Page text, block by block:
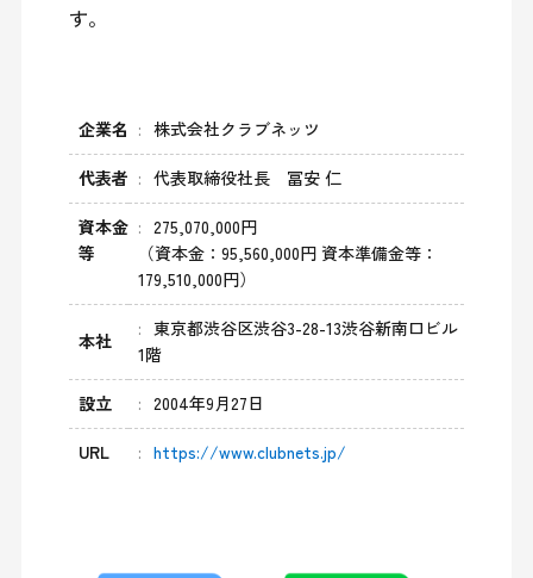
す。
企業名 株式会社クラブネッツ
代表者 代表取締役社長 冨安 仁
資本金
等
275,070,000円
（資本金：95,560,000円 資本準備金等：
179,510,000円）
本社
東京都渋谷区渋谷3-28-13渋谷新南口ビル
1階
設立 2004年9月27日
URL https://www.clubnets.jp/